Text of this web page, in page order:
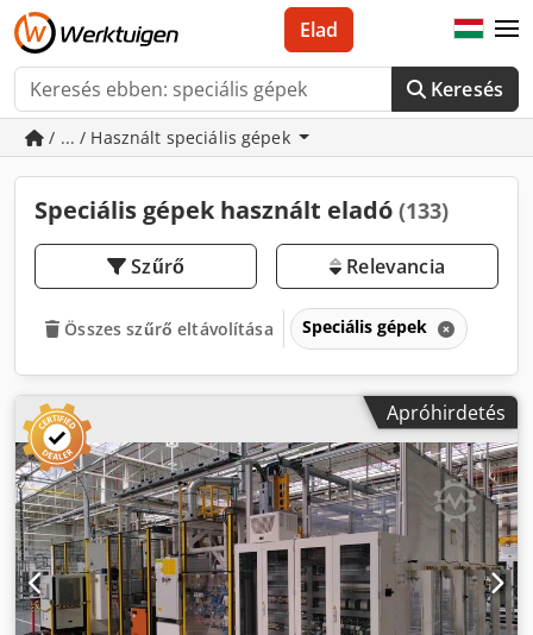
Keresés
Elad
/ ... / Használt speciális gépek
Speciális gépek használt eladó (133)
Szűrő Relevancia
Összes szűrő eltávolítása Speciális gépek
Apróhirdetés